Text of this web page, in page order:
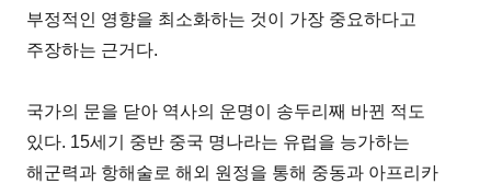
부정적인 영향을 최소화하는 것이 가장 중요하다고
주장하는 근거다.
국가의 문을 닫아 역사의 운명이 송두리째 바뀐 적도
있다. 15세기 중반 중국 명나라는 유럽을 능가하는
해군력과 항해술로 해외 원정을 통해 중동과 아프리카